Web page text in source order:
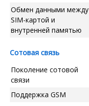
Обмен данными между
SIM-картой и
внутренней памятью
Сотовая связь
Поколение сотовой
связи
Поддержка GSM